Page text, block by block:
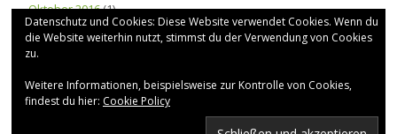
Oktober 2016(1)
BILDERGALERIE
Datenschutz und Cookies: Diese Website verwendet Cookies. Wenn du
die Website weiterhin nutzt, stimmst du der Verwendung von Cookies
zu.
Weitere Informationen, beispielsweise zur Kontrolle von Cookies,
findest du hier: Cookie Policy